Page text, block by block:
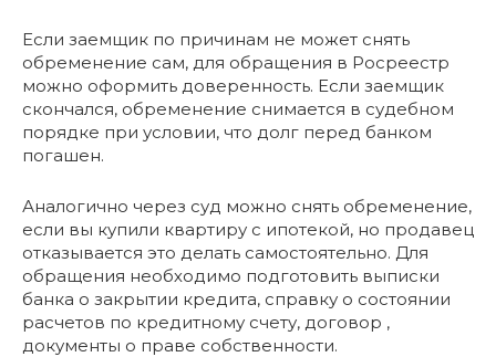
Если заемщик по причинам не может снять
обременение сам, для обращения в Росреестр
можно оформить доверенность. Если заемщик
скончался, обременение снимается в судебном
порядке при условии, что долг перед банком
погашен.
Аналогично через суд можно снять обременение,
если вы купили квартиру с ипотекой, но продавец
отказывается это делать самостоятельно. Для
обращения необходимо подготовить выписки
банка о закрытии кредита, справку о состоянии
расчетов по кредитному счету, договор ,
документы о праве собственности.